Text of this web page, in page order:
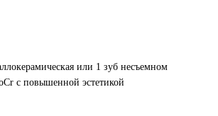
или 1 зуб несъемном
с повышенной эстетикой